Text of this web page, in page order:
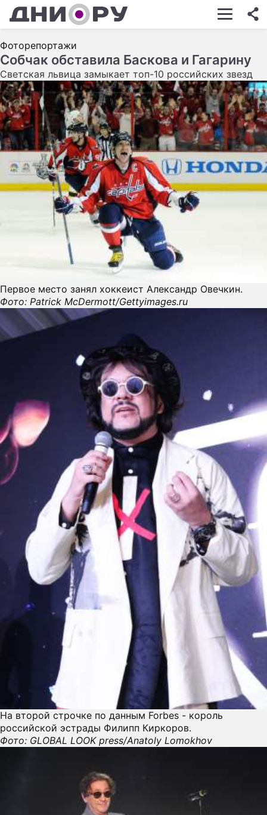
ШОУ-БИЗНЕС
КИНО
НЕДВИЖИМОСТЬ
ЗДОРОВЬЕ
ЭКОНОМИКА
ПРОИСШЕСТВИЯ
СОННИК
СТИЛЬ ЖИЗНИ
СЕРИАЛЫ
ИГРЫ
ПРЕСС-РЕЛИЗЫ
Фоторепортажи
Собчак обставила Баскова и Гагарину
Светская львица замыкает топ-10 российских звезд
Первое место занял хоккеист Александр Овечкин.
Фото: Patrick McDermott/Gettyimages.ru
На второй строчке по данным Forbes - король
российской эстрады Филипп Киркоров.
Фото: GLOBAL LOOK press/Anatoly Lomokhov